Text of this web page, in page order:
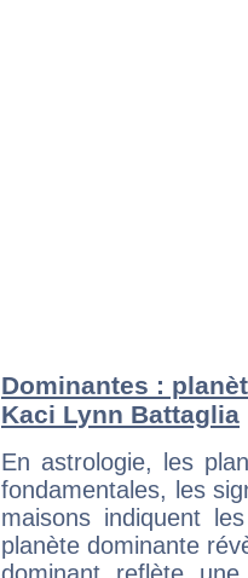
Dominantes :
Kaci Lynn Battaglia
En astrologie, les
fondamentales, les
maisons indiquent
planète dominante